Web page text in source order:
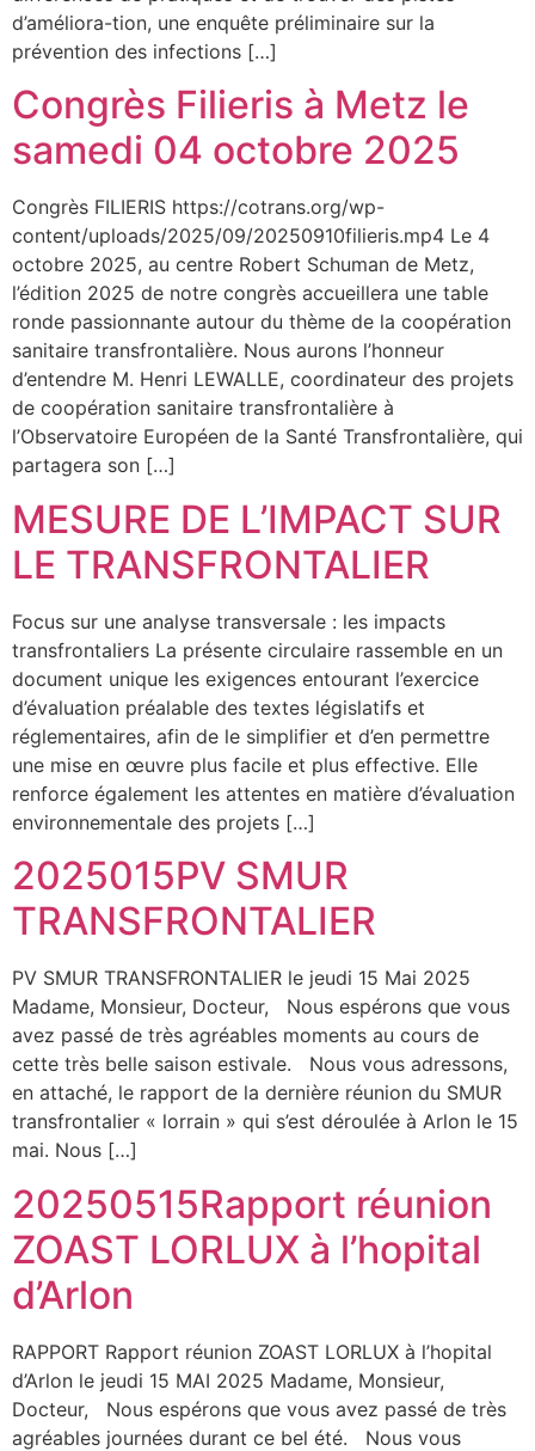
d’améliora-tion, une enquête préliminaire sur la
prévention des infections […]
Congrès Filieris à Metz le
samedi 04 octobre 2025
Congrès FILIERIS https://cotrans.org/wp-
content/uploads/2025/09/20250910filieris.mp4 Le 4
octobre 2025, au centre Robert Schuman de Metz,
l’édition 2025 de notre congrès accueillera une table
ronde passionnante autour du thème de la coopération
sanitaire transfrontalière. Nous aurons l’honneur
d’entendre M. Henri LEWALLE, coordinateur des projets
de coopération sanitaire transfrontalière à
l’Observatoire Européen de la Santé Transfrontalière, qui
partagera son […]
MESURE DE L’IMPACT SUR
LE TRANSFRONTALIER
Focus sur une analyse transversale : les impacts
transfrontaliers La présente circulaire rassemble en un
document unique les exigences entourant l’exercice
d’évaluation préalable des textes législatifs et
réglementaires, afin de le simplifier et d’en permettre
une mise en œuvre plus facile et plus effective. Elle
renforce également les attentes en matière d’évaluation
environnementale des projets […]
2025015PV SMUR
TRANSFRONTALIER
PV SMUR TRANSFRONTALIER le jeudi 15 Mai 2025
Madame, Monsieur, Docteur, Nous espérons que vous
avez passé de très agréables moments au cours de
cette très belle saison estivale. Nous vous adressons,
en attaché, le rapport de la dernière réunion du SMUR
transfrontalier « lorrain » qui s’est déroulée à Arlon le 15
mai. Nous […]
20250515Rapport réunion
ZOAST LORLUX à l’hopital
d’Arlon
RAPPORT Rapport réunion ZOAST LORLUX à l’hopital
d’Arlon le jeudi 15 MAI 2025 Madame, Monsieur,
Docteur, Nous espérons que vous avez passé de très
agréables journées durant ce bel été. Nous vous